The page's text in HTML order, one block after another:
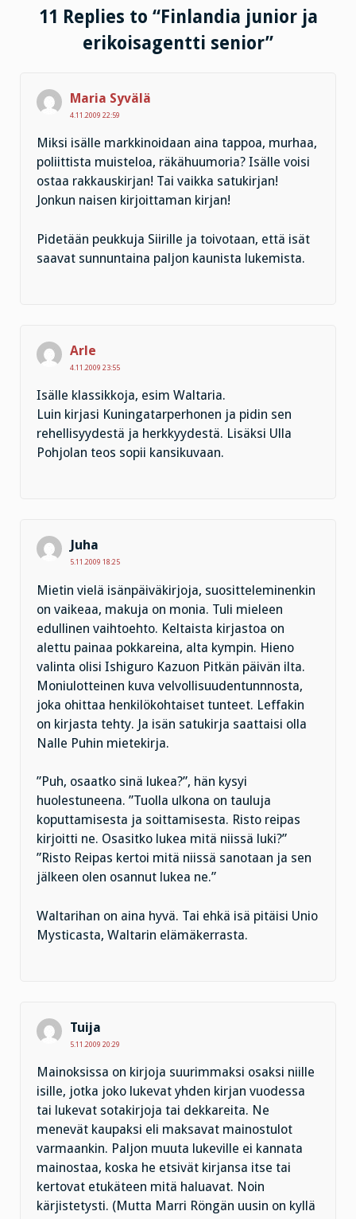
11 Replies to “Finlandia junior ja
erikoisagentti senior”
Maria Syvälä
4.11.2009 22:59
Miksi isälle markkinoidaan aina tappoa, murhaa,
poliittista muisteloa, räkähuumoria? Isälle voisi
ostaa rakkauskirjan! Tai vaikka satukirjan!
Jonkun naisen kirjoittaman kirjan!
Pidetään peukkuja Siirille ja toivotaan, että isät
saavat sunnuntaina paljon kaunista lukemista.
Arle
4.11.2009 23:55
Isälle klassikkoja, esim Waltaria.
Luin kirjasi Kuningatarperhonen ja pidin sen
rehellisyydestä ja herkkyydestä. Lisäksi Ulla
Pohjolan teos sopii kansikuvaan.
Juha
5.11.2009 18:25
Mietin vielä isänpäiväkirjoja, suositteleminenkin
on vaikeaa, makuja on monia. Tuli mieleen
edullinen vaihtoehto. Keltaista kirjastoa on
alettu painaa pokkareina, alta kympin. Hieno
valinta olisi Ishiguro Kazuon Pitkän päivän ilta.
Moniulotteinen kuva velvollisuudentunnnosta,
joka ohittaa henkilökohtaiset tunteet. Leffakin
on kirjasta tehty. Ja isän satukirja saattaisi olla
Nalle Puhin mietekirja.
”Puh, osaatko sinä lukea?”, hän kysyi
huolestuneena. ”Tuolla ulkona on tauluja
koputtamisesta ja soittamisesta. Risto reipas
kirjoitti ne. Osasitko lukea mitä niissä luki?”
”Risto Reipas kertoi mitä niissä sanotaan ja sen
jälkeen olen osannut lukea ne.”
Waltarihan on aina hyvä. Tai ehkä isä pitäisi Unio
Mysticasta, Waltarin elämäkerrasta.
Tuija
5.11.2009 20:29
Mainoksissa on kirjoja suurimmaksi osaksi niille
isille, jotka joko lukevat yhden kirjan vuodessa
tai lukevat sotakirjoja tai dekkareita. Ne
menevät kaupaksi eli maksavat mainostulot
varmaankin. Paljon muuta lukeville ei kannata
mainostaa, koska he etsivät kirjansa itse tai
kertovat etukäteen mitä haluavat. Noin
kärjistetysti. (Mutta Marri Röngän uusin on kyllä